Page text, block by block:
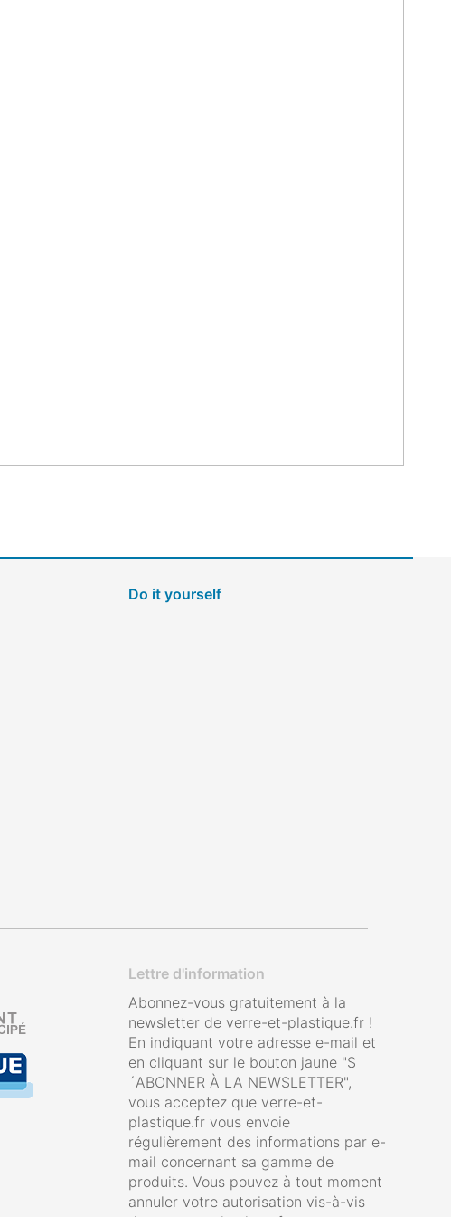
Do it yourself
Lettre d'information
Abonnez-vous gratuitement à la
newsletter de verre-et-plastique.fr !
En indiquant votre adresse e-mail et
en cliquant sur le bouton jaune "S
´ABONNER À LA NEWSLETTER",
vous acceptez que verre-et-
plastique.fr vous envoie
régulièrement des informations par e-
mail concernant sa gamme de
produits. Vous pouvez à tout moment
annuler votre autorisation vis-à-vis